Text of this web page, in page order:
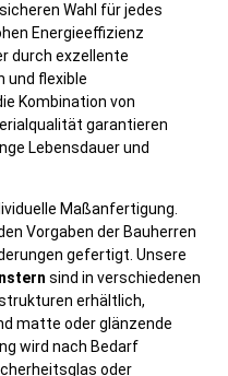
Wahl für jedes
Energieeffizienz
durch exzellente
und flexible
Kombination von
garantieren
Lebensdauer und
Maßanfertigung.
Vorgaben der Bauherren
gefertigt. Unsere
sind in verschiedenen
erhältlich,
matte oder glänzende
wird nach Bedarf
oder